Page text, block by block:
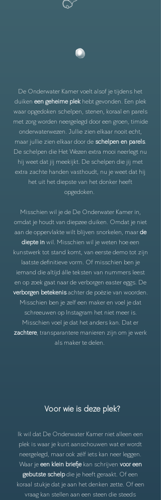
De Onderwater Kamer voelt alsof je tijdens het
duiken een geheime plekhebt gevonden. Een plek
waar opgedoken schelpen, stenen, koraal en parels
met zorg worden neergelegd door een groen, timide
onderwaterwezen. Jullie zien elkaar nooit echt,
maar jullie zien elkaar door deschelpen en parels.
De schelpen die Het Wezen extra mooi neerlegt nu
hij weet dat jij meekijkt. De schelpen die jij met
extra zachte handen vasthoudt, nu je weet dat hij
het uit het diepste van het donker heeft
opgedoken.
Misschien wil je de De Onderwater Kamer in,
omdat je houdt van diepzee duiken. Omdat je niet
aan de oppervlakte wilt blijven snorkelen, maarde
diepte inwil. Misschien wil je weten hoe een
kunstwerk tot stand komt, van eerste demo tot zijn
laatste definitieve vorm. Of misschien ben je
iemand die altijd álle teksten van nummers leest
en op zoek gaat naar de verborgen easter eggs. De
verborgen betekenisachter de poëzie van woorden.
Misschien ben je zelf een maker en voel je dat
schreeuwen op Instagram het niet meer is.
Misschien voel je dat het anders kan. Dat er
zachtere, transparantere manieren zijn om je werk
als maker te delen.
Ik wil dat De Onderwater Kamer niet alleen een
plek is waar je kunt aanschouwen wat er wordt
neergelegd, maar ook zélf iets kan neer leggen.
Waar jeeen klein briefjekan schrijven voor een
gebutste schelpdie je heeft geraakt. Of een
koraal stukje dat je aan het denken zette. Of een
vraag kan stellen aan een steen die steeds
Voor wie is deze plek?